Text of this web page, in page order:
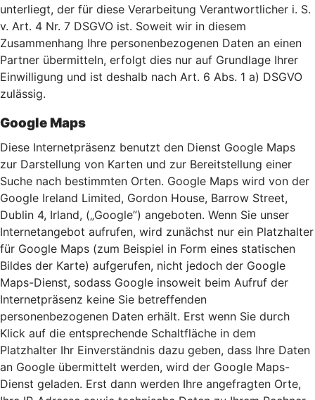
unterliegt, der für diese Verarbeitung Verantwortlicher i. S.
v. Art. 4 Nr. 7 DSGVO ist. Soweit wir in diesem
Zusammenhang Ihre personenbezogenen Daten an einen
Partner übermitteln, erfolgt dies nur auf Grundlage Ihrer
Einwilligung und ist deshalb nach Art. 6 Abs. 1 a) DSGVO
zulässig.
Google Maps
Diese Internetpräsenz benutzt den Dienst Google Maps
zur Darstellung von Karten und zur Bereitstellung einer
Suche nach bestimmten Orten. Google Maps wird von der
Google Ireland Limited, Gordon House, Barrow Street,
Dublin 4, Irland, („Google”) angeboten. Wenn Sie unser
Internetangebot aufrufen, wird zunächst nur ein Platzhalter
für Google Maps (zum Beispiel in Form eines statischen
Bildes der Karte) aufgerufen, nicht jedoch der Google
Maps-Dienst, sodass Google insoweit beim Aufruf der
Internetpräsenz keine Sie betreffenden
personenbezogenen Daten erhält. Erst wenn Sie durch
Klick auf die entsprechende Schaltfläche in dem
Platzhalter Ihr Einverständnis dazu geben, dass Ihre Daten
an Google übermittelt werden, wird der Google Maps-
Dienst geladen. Erst dann werden Ihre angefragten Orte,